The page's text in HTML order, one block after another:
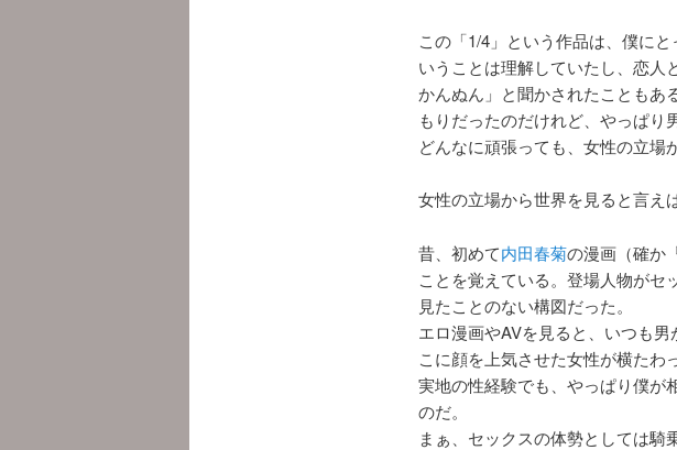
この「1/4」という作品は、僕に
いうことは理解していたし、恋人
かんぬん」と聞かされたこともあ
もりだったのだけれど、やっぱり
どんなに頑張っても、女性の立場
女性の立場から世界を見ると言えば
昔、初めて内田春菊の漫画（確か
ことを覚えている。登場人物がセ
見たことのない構図だった。
エロ漫画やAVを見ると、いつも
こに顔を上気させた女性が横たわ
実地の性経験でも、やっぱり僕が
のだ。
まぁ、セックスの体勢としては